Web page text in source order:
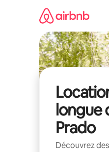
longue
Prado
Découvrez